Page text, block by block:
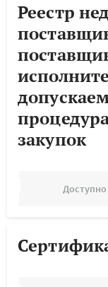
Реестр
закупок